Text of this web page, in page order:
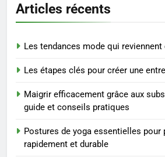
seniors:
exercices
BIEN ÊTRE
Voyance à La
sérieux à un
BIEN ÊTRE
1
Les
Articles récents
Les tendances mode qui reviennent
Les étapes clés pour créer une
Maigrir efficacement grâce aux
guide et conseils pratiques
Postures de yoga essentielles pour
rapidement et durable